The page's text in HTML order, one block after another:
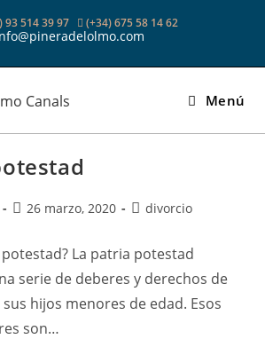
93 514 39 97 (+34) 675 58 14 62
Menú
Publicación
entrada:
26 marzo, 2020
Categoría
entrada:
divorcio
La patria potestad
serie de deberes y derechos de
hijos menores de edad. Esos
son…